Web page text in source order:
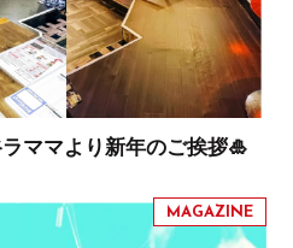
ママより新年のご挨拶🎍